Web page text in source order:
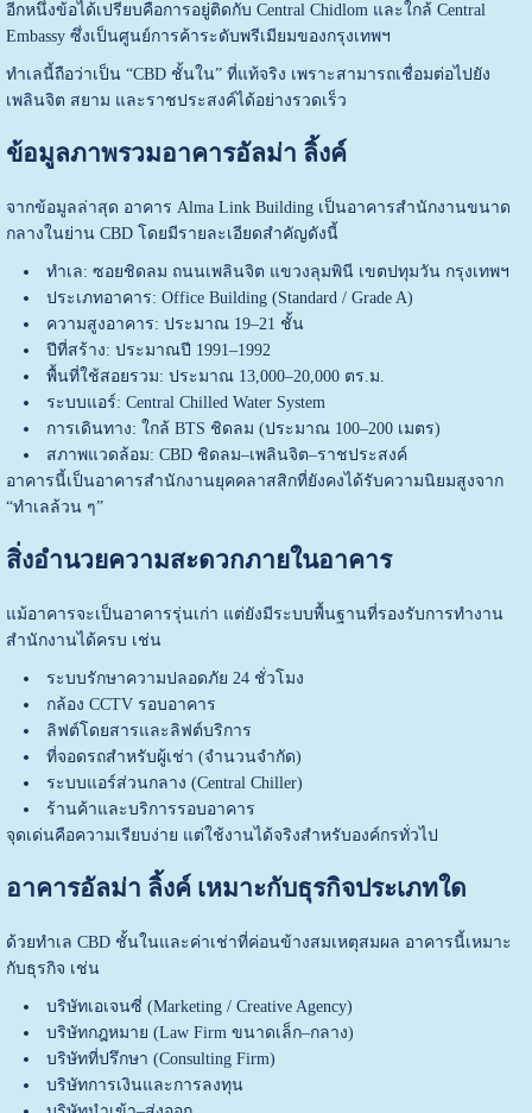
อีกหนึ่งข้อได้เปรียบคือการอยู่ติดกับ Central Chidlom และใกล้ Central
Embassy ซึ่งเป็นศูนย์การค้าระดับพรีเมียมของกรุงเทพฯ
ทำเลนี้ถือว่าเป็น “CBD ชั้นใน” ที่แท้จริง เพราะสามารถเชื่อมต่อไปยัง
เพลินจิต สยาม และราชประสงค์ได้อย่างรวดเร็ว
ข้อมูลภาพรวมอาคารอัลม่า ลิ้งค์
จากข้อมูลล่าสุด อาคาร Alma Link Building เป็นอาคารสำนักงานขนาด
กลางในย่าน CBD โดยมีรายละเอียดสำคัญดังนี้
ทำเล: ซอยชิดลม ถนนเพลินจิต แขวงลุมพินี เขตปทุมวัน กรุงเทพฯ
ประเภทอาคาร: Office Building (Standard / Grade A)
ความสูงอาคาร: ประมาณ 19–21 ชั้น
ปีที่สร้าง: ประมาณปี 1991–1992
พื้นที่ใช้สอยรวม: ประมาณ 13,000–20,000 ตร.ม.
ระบบแอร์: Central Chilled Water System
การเดินทาง: ใกล้ BTS ชิดลม (ประมาณ 100–200 เมตร)
สภาพแวดล้อม: CBD ชิดลม–เพลินจิต–ราชประสงค์
อาคารนี้เป็นอาคารสำนักงานยุคคลาสสิกที่ยังคงได้รับความนิยมสูงจาก
“ทำเลล้วน ๆ”
สิ่งอำนวยความสะดวกภายในอาคาร
แม้อาคารจะเป็นอาคารรุ่นเก่า แต่ยังมีระบบพื้นฐานที่รองรับการทำงาน
สำนักงานได้ครบ เช่น
ระบบรักษาความปลอดภัย 24 ชั่วโมง
กล้อง CCTV รอบอาคาร
ลิฟต์โดยสารและลิฟต์บริการ
ที่จอดรถสำหรับผู้เช่า (จำนวนจำกัด)
ระบบแอร์ส่วนกลาง (Central Chiller)
ร้านค้าและบริการรอบอาคาร
จุดเด่นคือความเรียบง่าย แต่ใช้งานได้จริงสำหรับองค์กรทั่วไป
อาคารอัลม่า ลิ้งค์ เหมาะกับธุรกิจประเภทใด
ด้วยทำเล CBD ชั้นในและค่าเช่าที่ค่อนข้างสมเหตุสมผล อาคารนี้เหมาะ
กับธุรกิจ เช่น
บริษัทเอเจนซี่ (Marketing / Creative Agency)
บริษัทกฎหมาย (Law Firm ขนาดเล็ก–กลาง)
บริษัทที่ปรึกษา (Consulting Firm)
บริษัทการเงินและการลงทุน